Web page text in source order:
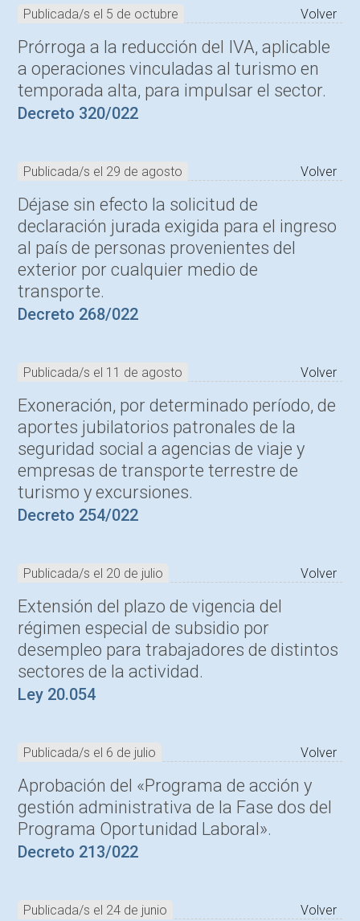
Publicada/s el 5 de octubre Volver
Prórroga a la reducción del IVA, aplicable
a operaciones vinculadas al turismo en
temporada alta, para impulsar el sector.
Decreto 320/022
Publicada/s el 29 de agosto Volver
Déjase sin efecto la solicitud de
declaración jurada exigida para el ingreso
al país de personas provenientes del
exterior por cualquier medio de
transporte.
Decreto 268/022
Publicada/s el 11 de agosto Volver
Exoneración, por determinado período, de
aportes jubilatorios patronales de la
seguridad social a agencias de viaje y
empresas de transporte terrestre de
turismo y excursiones.
Decreto 254/022
Publicada/s el 20 de julio Volver
Extensión del plazo de vigencia del
régimen especial de subsidio por
desempleo para trabajadores de distintos
sectores de la actividad.
Ley 20.054
Publicada/s el 6 de julio Volver
Aprobación del «Programa de acción y
gestión administrativa de la Fase dos del
Programa Oportunidad Laboral».
Decreto 213/022
Publicada/s el 24 de junio Volver